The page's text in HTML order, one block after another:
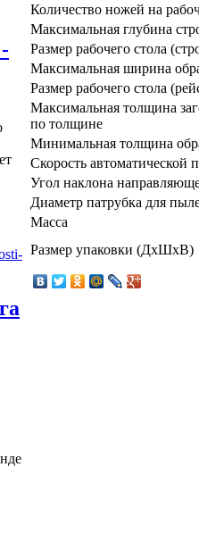
Количество ножей на
Максимальная глубина
Размер рабочего стола
Максимальная ширина
Размер рабочего стола
Максимальная толщина
по толщине
Минимальная толщина
Скорость автоматической
Угол наклона
Диаметр патрубка для
Масса
Размер упаковки (ДхШхВ)